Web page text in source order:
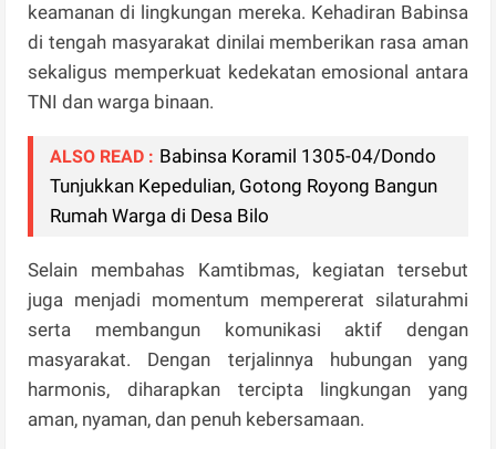
keamanan di lingkungan mereka. Kehadiran Babinsa
di tengah masyarakat dinilai memberikan rasa aman
sekaligus memperkuat kedekatan emosional antara
TNI dan warga binaan.
ALSO READ : Babinsa Koramil 1305-04/Dondo
Tunjukkan Kepedulian, Gotong Royong Bangun
Rumah Warga di Desa Bilo
Selain membahas Kamtibmas, kegiatan tersebut
juga menjadi momentum mempererat silaturahmi
serta membangun komunikasi aktif dengan
masyarakat. Dengan terjalinnya hubungan yang
harmonis, diharapkan tercipta lingkungan yang
aman, nyaman, dan penuh kebersamaan.